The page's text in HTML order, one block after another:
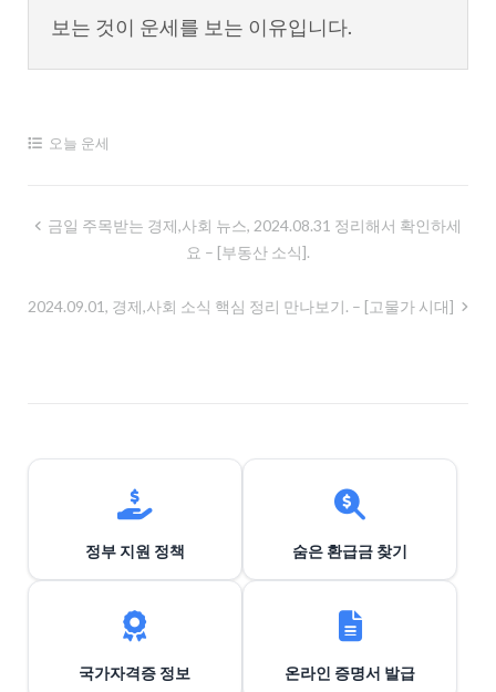
보는 것이 운세를 보는 이유입니다.
오늘 운세
글금일 주목받는 경제,사회 뉴스, 2024.08.31 정리해서 확인하세
요 – [부동산 소식].
2024.09.01, 경제,사회 소식 핵심 정리 만나보기. – [고물가 시대]
정부 지원 정책 숨은 환급금 찾기
국가자격증 정보 온라인 증명서 발급